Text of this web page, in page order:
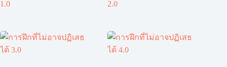
1.0
2.0